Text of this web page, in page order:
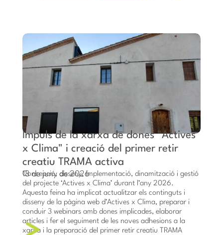
Impuls de la xarxa de dones "Actives
x Clima" i creació del primer retir
creatiu TRAMA activa
18 de juny de 2026
Concepció, disseny, implementació, dinamització i gestió
del projecte ‘Actives x Clima’ durant l’any 2026.
Aquesta feina ha implicat actualitzar els continguts i
disseny de la pàgina web d’Actives x Clima, preparar i
conduir 3 webinars amb dones implicades, elaborar
articles i fer el seguiment de les noves adhesions a la
xarxa i la preparació del primer retir creatiu TRAMA